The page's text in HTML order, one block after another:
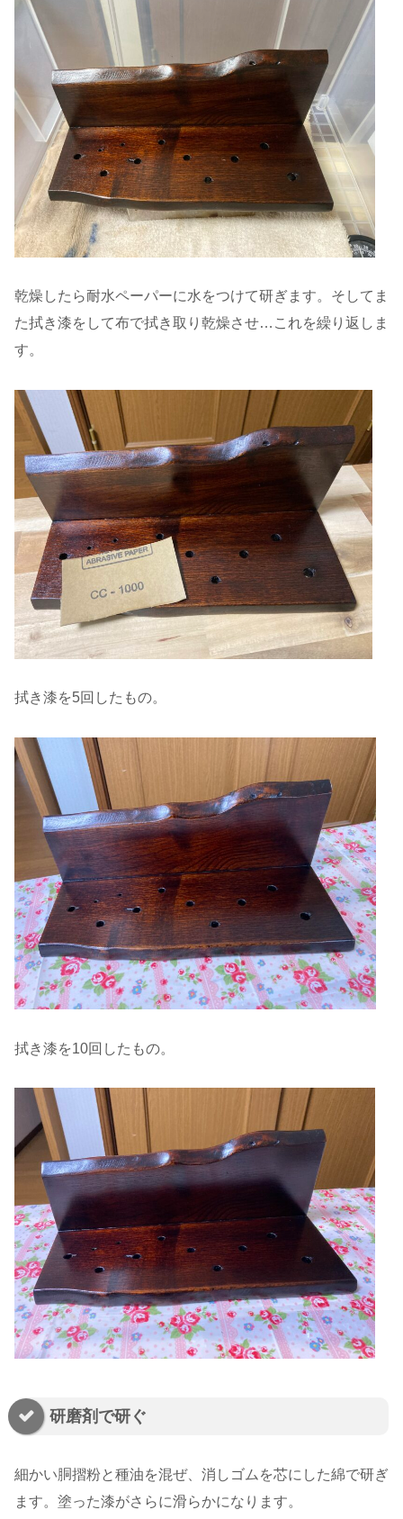
乾燥したら耐水ペーパーに水をつけて研ぎます。そしてま
た拭き漆をして布で拭き取り乾燥させ…これを繰り返しま
す。
拭き漆を5回したもの。
拭き漆を10回したもの。
研磨剤で研ぐ
細かい胴摺粉と種油を混ぜ、消しゴムを芯にした綿で研ぎ
ます。塗った漆がさらに滑らかになります。